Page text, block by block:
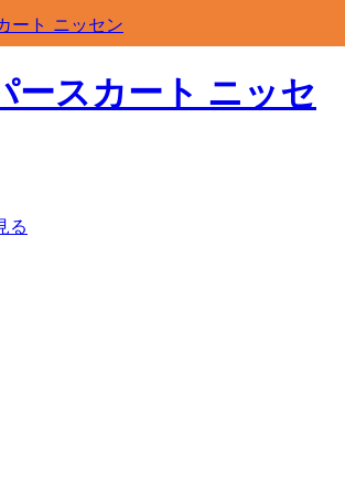
ート ニッセン
ースカート ニッセ
る